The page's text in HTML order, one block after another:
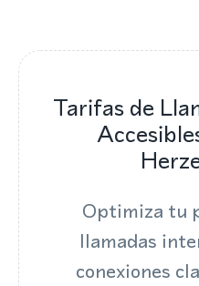
Tarifas de
Optimiza tu
llamadas
conexiones